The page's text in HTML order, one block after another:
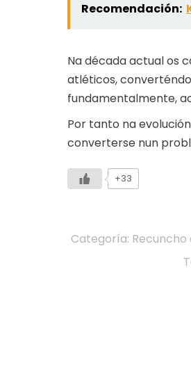
Recomendación:
Na década actual os
atléticos,
fundamentalmente,
Por tanto na
converterse nun
+33
Categoría: Recuncho